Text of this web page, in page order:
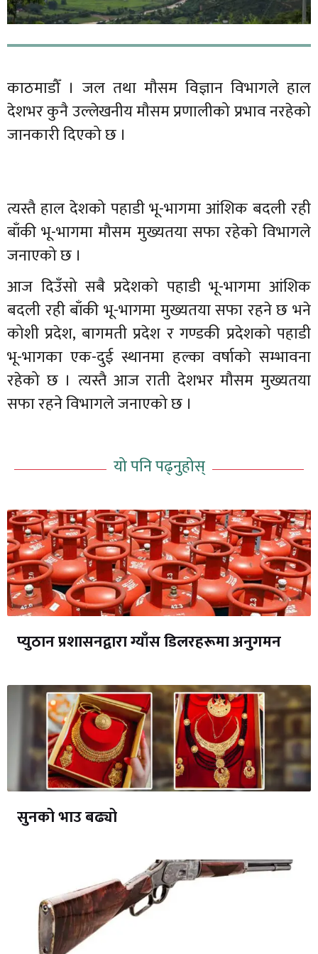
काठमाडौँ । जल तथा मौसम विज्ञान विभागले हाल
देशभर कुनै उल्लेखनीय मौसम प्रणालीको प्रभाव नरहेको
जानकारी दिएको छ ।
त्यस्तै हाल देशको पहाडी भू-भागमा आंशिक बदली रही
बाँकी भू-भागमा मौसम मुख्यतया सफा रहेको विभागले
जनाएको छ ।
आज दिउँसो सबै प्रदेशको पहाडी भू-भागमा आंशिक
बदली रही बाँकी भू-भागमा मुख्यतया सफा रहने छ भने
कोशी प्रदेश, बागमती प्रदेश र गण्डकी प्रदेशको पहाडी
भू-भागका एक-दुई स्थानमा हल्का वर्षाको सम्भावना
रहेको छ । त्यस्तै आज राती देशभर मौसम मुख्यतया
सफा रहने विभागले जनाएको छ ।
यो पनि पढ्नुहोस्
प्युठान प्रशासनद्वारा ग्याँस डिलरहरूमा अनुगमन
सुनको भाउ बढ्यो